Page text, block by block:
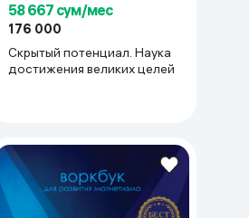
58 667 сум/мес
176 000
Скрытый потенциал. Наука
достижения великих целей